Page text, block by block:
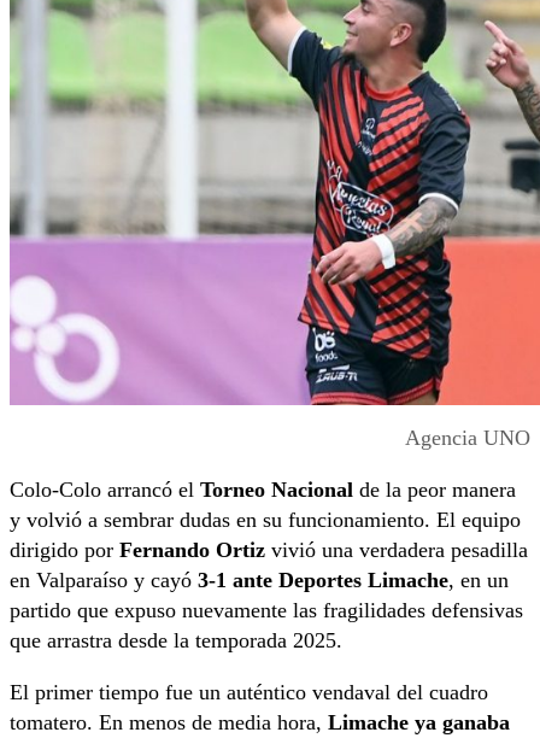
Agencia UNO
Colo-Colo arrancó el Torneo Nacional de la peor manera
y volvió a sembrar dudas en su funcionamiento. El equipo
dirigido por Fernando Ortiz vivió una verdadera pesadilla
en Valparaíso y cayó 3-1 ante Deportes Limache, en un
partido que expuso nuevamente las fragilidades defensivas
que arrastra desde la temporada 2025.
El primer tiempo fue un auténtico vendaval del cuadro
tomatero. En menos de media hora, Limache ya ganaba